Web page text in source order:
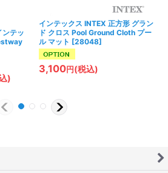
テッ
)
インテックス INTEX 正方形 グラン
ド クロス Pool Ground Cloth プー
ル マット [28048]
3,100円 (税込)